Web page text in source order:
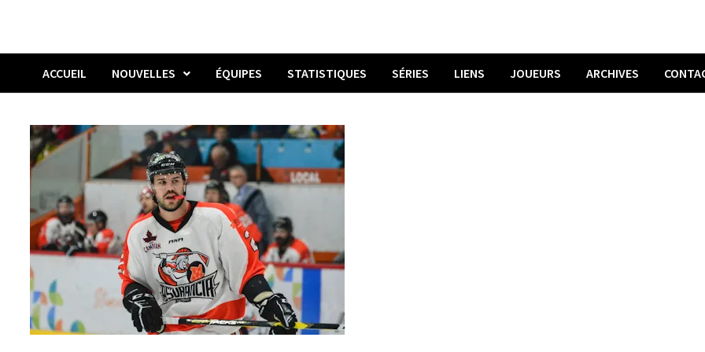
ACCUEIL NOUVELLES ÉQUIPES STATISTIQUES SÉRIES LIENS JOUEURS ARCHIVES